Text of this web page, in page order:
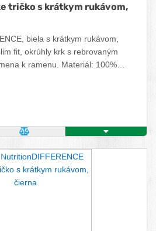
tričko s krátkym rukávom,
biela s krátkym rukávom,
fit, okrúhly krk s rebrovaným
k ramenu. Materiál: 100%
POROVNAŤ PRODUKT
KÚPIŤ